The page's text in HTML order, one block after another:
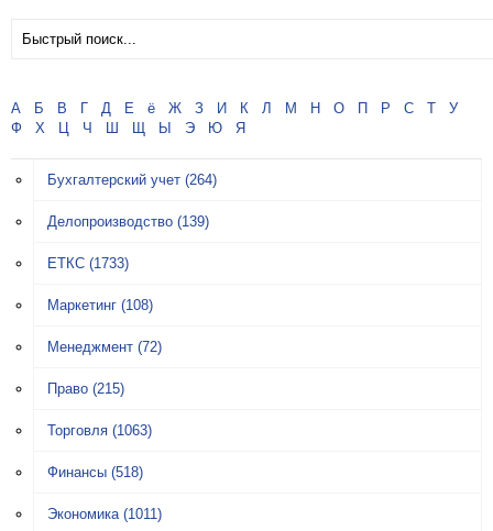
А Б В Г Д Е ё Ж З И К Л М Н О П Р С Т
У
Ф
Х Ц Ч Ш Щ Ы Э Ю Я
Бухгалтерский учет (264)
Делопроизводство (139)
ЕТКС (1733)
Маркетинг (108)
Менеджмент (72)
Право (215)
Торговля (1063)
Финансы (518)
Экономика (1011)